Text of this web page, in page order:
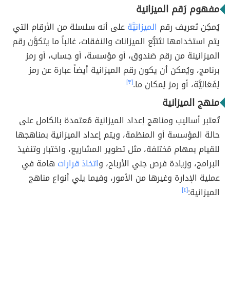
مفهوم رَقم الميزانية
يُمكِن تَعريف رقم الميزانيَّةعلى أنه سلسلة من الأرقام التي
يتم استخدامها لتَتبُّع الميزانات والنفقات، غالباً ما يتكوَّن رقم
الميزانينة من رقم صَندوق، أو مؤسسة، أو حِساب، أو رمز
برنامج، ويُمكن أن يكون رقم الميزانية أيضاً عبارة عن رمز
لِفَعَاليَّة، أو رمز لِمكان ما.[٣]
منهج الميزانية
تُعتبر أساليب ومناهج إعداد الميزانية مُعتمدة بالكامل على
حالة المؤسسة أو المنظمة، ويتم إعداد الميزانية بمناهجها
للقيام بمهام مُختلفة، مثل تطوير المشاريع، واختبار وتنفيذ
البرامج، وزيادة فرص جني الأرباح، واتخاذ قرارات هامة في
عملية الإدارة وغيرها من الأمور، وفيما يلي أنواع مناهج
الميزانية:[٤]